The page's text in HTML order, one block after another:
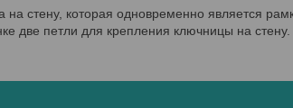
стену, которая одновременно является
две петли для крепления ключницы на